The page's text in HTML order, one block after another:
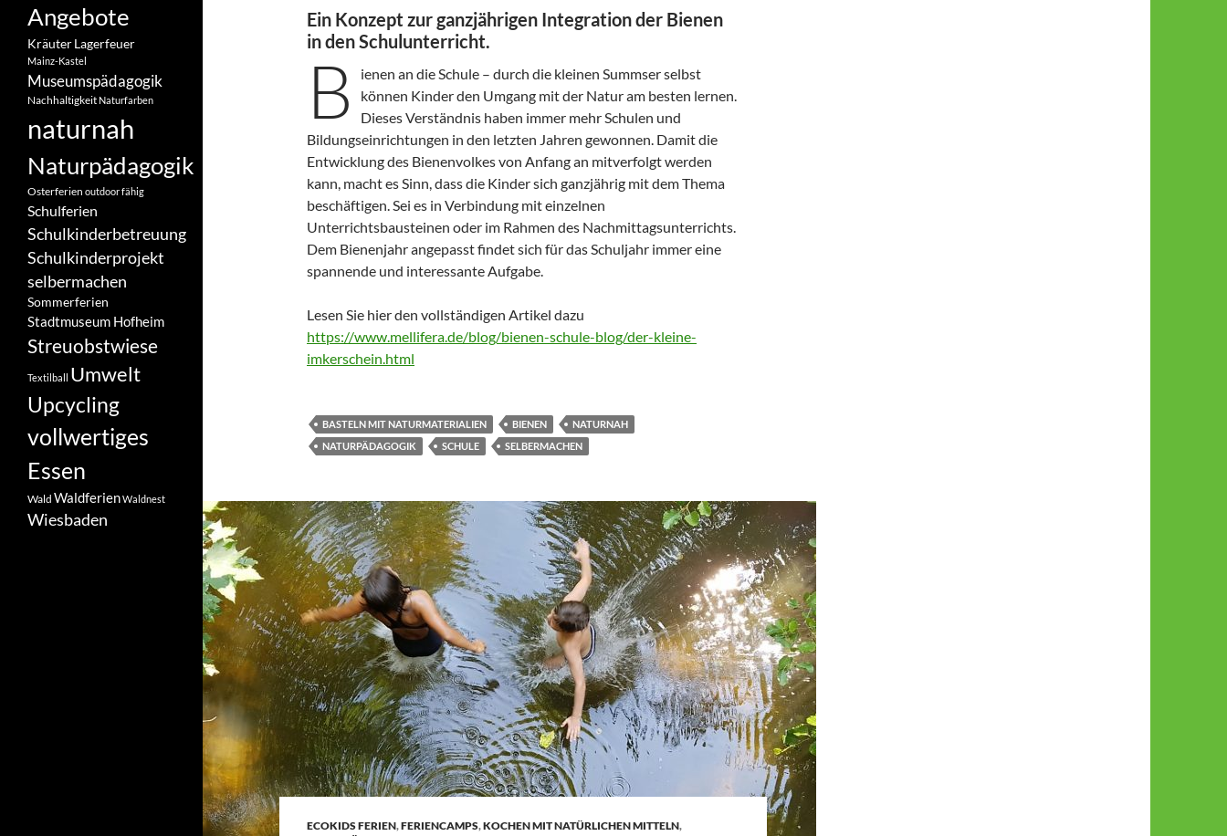
Ein Konzept zur ganzjährigen Integration der Bienen
in den Schulunterricht.
B
ienen an die Schule – durch die kleinen Summser selbst
können Kinder den Umgang mit der Natur am besten lernen.
Dieses Verständnis haben immer mehr Schulen und
Bildungseinrichtungen in den letzten Jahren gewonnen. Damit die
Entwicklung des Bienenvolkes von Anfang an mitverfolgt werden
kann, macht es Sinn, dass die Kinder sich ganzjährig mit dem Thema
beschäftigen. Sei es in Verbindung mit einzelnen
Unterrichtsbausteinen oder im Rahmen des Nachmittagsunterrichts.
Dem Bienenjahr angepasst findet sich für das Schuljahr immer eine
spannende und interessante Aufgabe.
Lesen Sie hier den vollständigen Artikel dazu
https://www.mellifera.de/blog/bienen-schule-blog/der-kleine-
imkerschein.html
BASTELN MIT NATURMATERIALIEN BIENEN
NATURNAH
NATURPÄDAGOGIK
SCHULE SELBERMACHEN
ECOKIDS FERIEN,FERIENCAMPS,KOCHEN MIT NATÜRLICHEN MITTELN,
Angebote
KräuterLagerfeuer
Mainz-Kastel
Museumspädagogik
Nachhaltigkeit Naturfarben
naturnah
Naturpädagogik
Osterferien outdoor fähig
Schulferien
Schulkinderbetreuung
Schulkinderprojekt
selbermachen
Sommerferien
Stadtmuseum Hofheim
Streuobstwiese
Textilball Umwelt
Upcycling
vollwertiges
Essen
Wald WaldferienWaldnest
Wiesbaden